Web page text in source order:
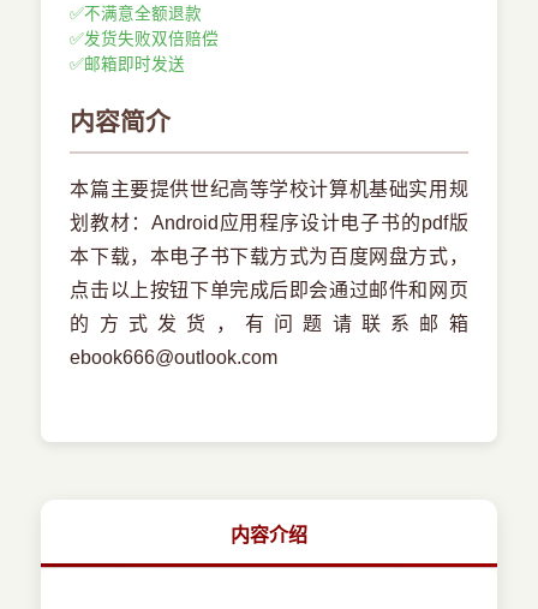
✅不满意全额退款
✅发货失败双倍赔偿
✅邮箱即时发送
内容简介
本篇主要提供世纪高等学校计算机基础实用规
划教材：Android应用程序设计电子书的pdf版
本下载，本电子书下载方式为百度网盘方式，
点击以上按钮下单完成后即会通过邮件和网页
的方式发货，有问题请联系邮箱
ebook666@outlook.com
内容介绍